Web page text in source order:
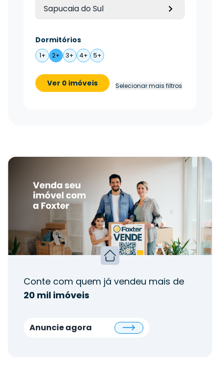
Sapucaia do Sul
Dormitórios
1+ 2+ 3+ 4+ 5+
Ver 0 imóveis Selecionar mais filtros
Conte com quem já vendeu mais de
20 mil imóveis
Anuncie agora